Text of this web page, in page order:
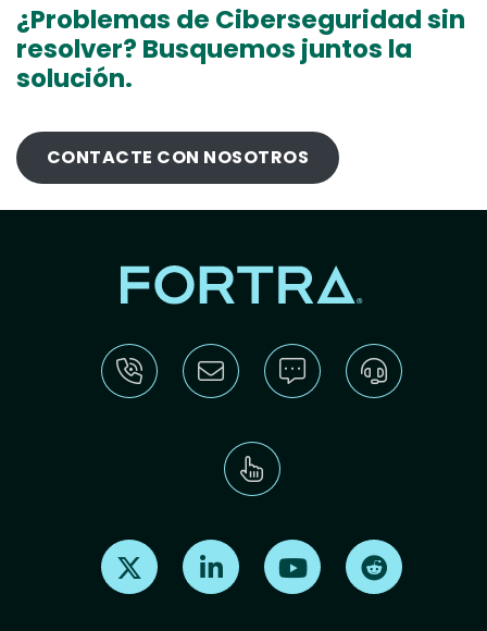
¿Problemas de Ciberseguridad sin
resolver? Busquemos juntos la
solución.
CONTACTE CON NOSOTROS
Find us on X Find us on LinkedInFind us on Youtube